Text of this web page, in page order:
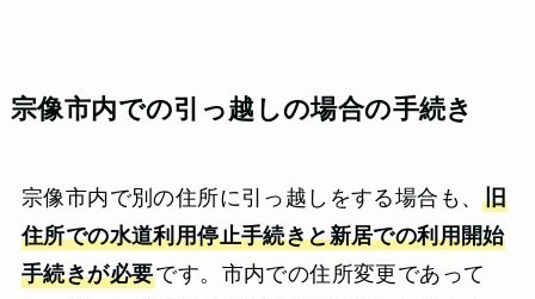
宗像市内での引っ越しの場合の手続き
宗像市内で別の住所に引っ越しをする場合も、旧
住所での水道利用停止手続きと新居での利用開始
手続きが必要です。市内での住所変更であって